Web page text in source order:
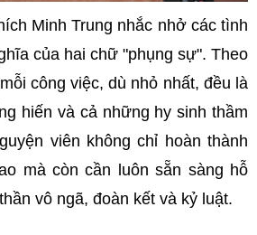
Minh Trung nhắc nhở các tình
của hai chữ "phụng sự". Theo
công việc, dù nhỏ nhất, đều là
hiến và cả những hy sinh thầm
viên không chỉ hoàn thành
mà còn cần luôn sẵn sàng hỗ
vô ngã, đoàn kết và kỷ luật.